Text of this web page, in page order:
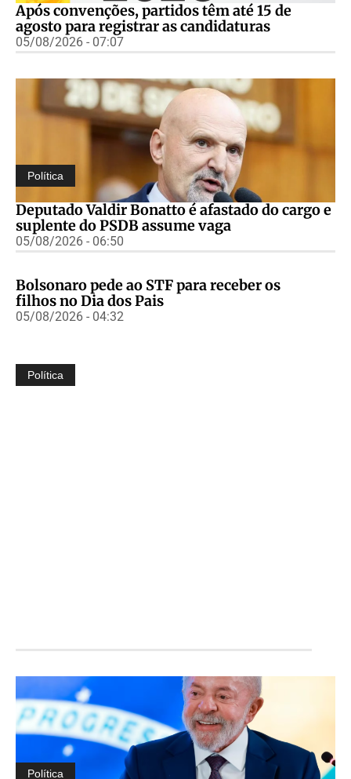
Após convenções, partidos têm até 15 de
agosto para registrar as candidaturas
05/08/2026 - 07:07
Política
Deputado Valdir Bonatto é afastado do cargo e
suplente do PSDB assume vaga
05/08/2026 - 06:50
Política
Bolsonaro pede ao STF para receber os
filhos no Dia dos Pais
05/08/2026 - 04:32
Política